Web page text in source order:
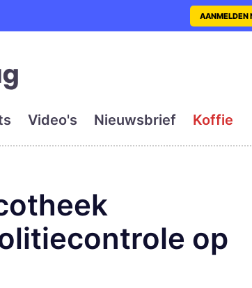
met actueelAANMELDEN
Video's Nieuwsbrief Koffie
op